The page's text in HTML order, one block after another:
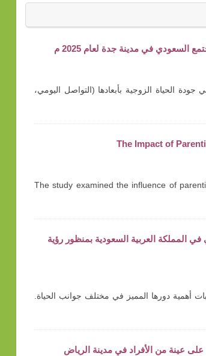
في مدينة جدة لعام 2025 م
الحياة الزوجية بأبعادها (التواصل اليومي،
The Impact of
The study examined the influence of
والتوافق الزواجي في المملكة العربية السعودية بمنظور رؤية
بإثبات أهمية دورها المميز في مختلف جوانب الحياة.
عينة من الأفراد في مدينة الرياض